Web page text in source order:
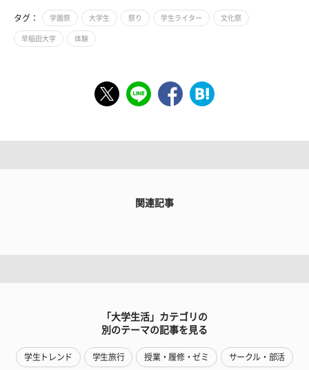
タグ： 学園祭 大学生 祭り 学生ライター 文化祭
早稲田大学 体験
関連記事
「大学生活」カテゴリの
別のテーマの記事を見る
学生トレンド 学生旅行 授業・履修・ゼミ サークル・部活